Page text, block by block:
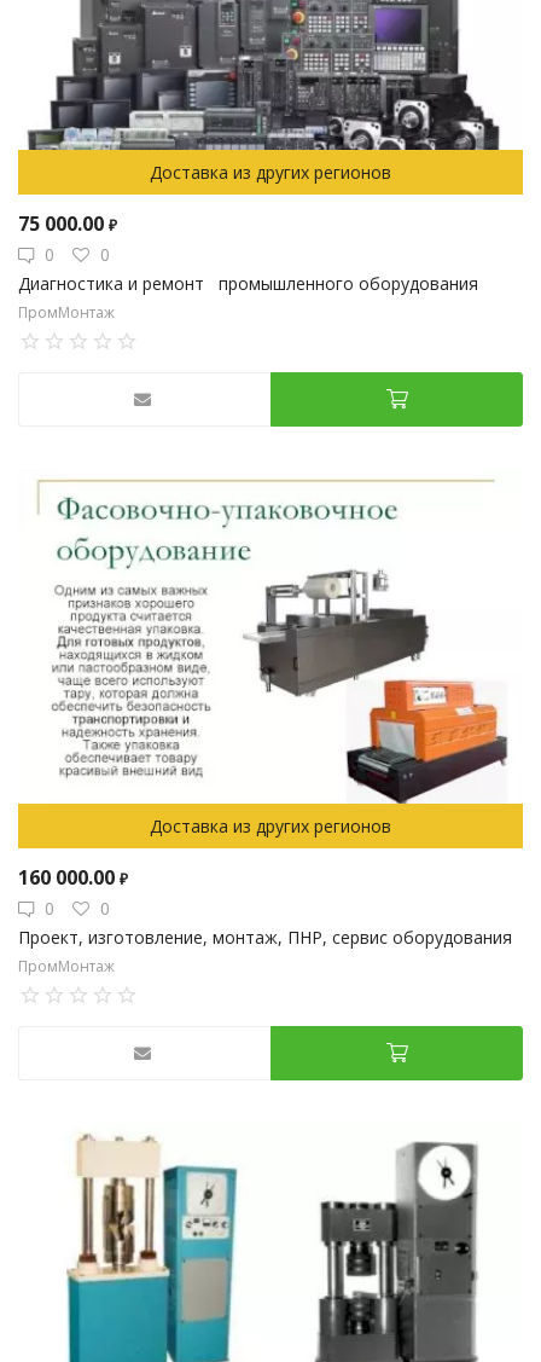
Доставка из других регионов
75 000.00 ₽
0
0
Диагностика и ремонт промышленного оборудования
ПромМонтаж
Доставка из других регионов
160 000.00 ₽
0
0
Проект, изготовление, монтаж, ПНР, сервис оборудования
ПромМонтаж